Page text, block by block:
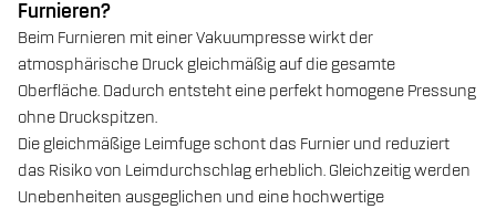
Furnieren?
Beim Furnieren mit einer Vakuumpresse wirkt der
atmosphärische Druck gleichmäßig auf die gesamte
Oberfläche. Dadurch entsteht eine perfekt homogene Pressung
ohne Druckspitzen.
Die gleichmäßige Leimfuge schont das Furnier und reduziert
das Risiko von Leimdurchschlag erheblich. Gleichzeitig werden
Unebenheiten ausgeglichen und eine hochwertige